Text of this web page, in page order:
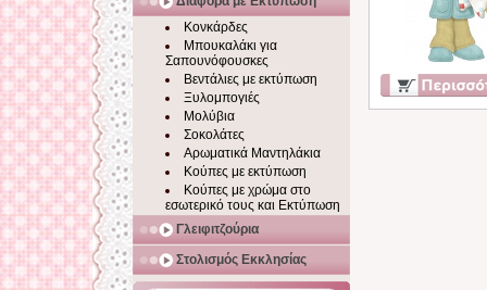
Κονκάρδες
Μπουκαλάκι για
Σαπουνόφουσκες
Βεντάλιες με εκτύπωση
Ξυλομπογιές
Μολύβια
Σοκολάτες
Αρωματικά Μαντηλάκια
Κούπες με εκτύπωση
Κούπες με χρώμα στο
εσωτερικό τους και Εκτύπωση
Γλειφιτζούρια
Στολισμός Εκκλησίας